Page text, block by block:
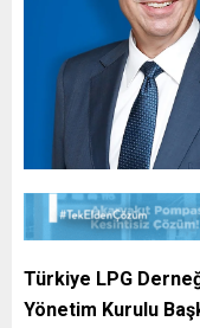
Türkiye LPG
Yönetim Kurulu